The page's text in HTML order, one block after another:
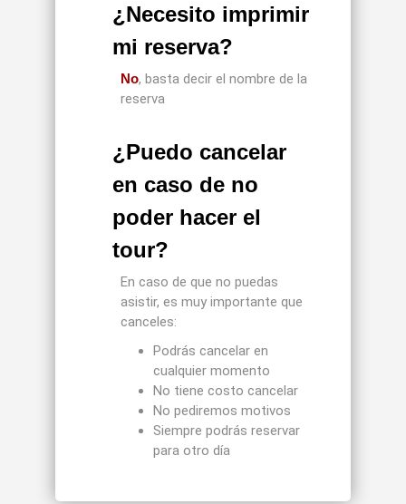
¿Necesito imprimir
mi reserva?
No, basta decir el nombre de la
reserva
¿Puedo cancelar
en caso de no
poder hacer el
tour?
En caso de que no puedas
asistir, es muy importante que
canceles:
Podrás cancelar en
cualquier momento
No tiene costo cancelar
No pediremos motivos
Siempre podrás reservar
para otro día